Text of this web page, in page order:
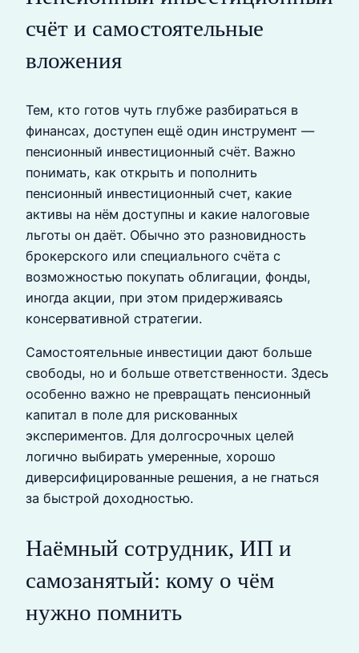
счёт и самостоятельные
вложения
Тем, кто готов чуть глубже разбираться в
финансах, доступен ещё один инструмент —
пенсионный инвестиционный счёт. Важно
понимать, как открыть и пополнить
пенсионный инвестиционный счет, какие
активы на нём доступны и какие налоговые
льготы он даёт. Обычно это разновидность
брокерского или специального счёта с
возможностью покупать облигации, фонды,
иногда акции, при этом придерживаясь
консервативной стратегии.
Самостоятельные инвестиции дают больше
свободы, но и больше ответственности. Здесь
особенно важно не превращать пенсионный
капитал в поле для рискованных
экспериментов. Для долгосрочных целей
логично выбирать умеренные, хорошо
диверсифицированные решения, а не гнаться
за быстрой доходностью.
Наёмный сотрудник, ИП и
самозанятый: кому о чём
нужно помнить